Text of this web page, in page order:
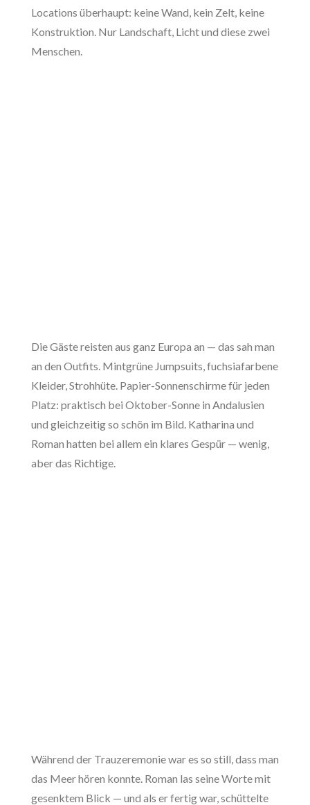
Locations überhaupt: keine Wand, kein Zelt, keine
Konstruktion. Nur Landschaft, Licht und diese zwei
Menschen.
Die Gäste reisten aus ganz Europa an — das sah man
an den Outfits. Mintgrüne Jumpsuits, fuchsiafarbene
Kleider, Strohhüte. Papier-Sonnenschirme für jeden
Platz: praktisch bei Oktober-Sonne in Andalusien
und gleichzeitig so schön im Bild. Katharina und
Roman hatten bei allem ein klares Gespür — wenig,
aber das Richtige.
Während der Trauzeremonie war es so still, dass man
das Meer hören konnte. Roman las seine Worte mit
gesenktem Blick — und als er fertig war, schüttelte